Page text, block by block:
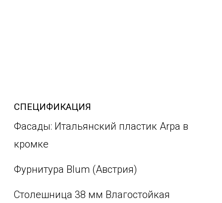
СПЕЦИФИКАЦИЯ
Фасады: Итальянский пластик Arpa в
кромке
Фурнитура Blum (Австрия)
Столешница 38 мм Влагостойкая